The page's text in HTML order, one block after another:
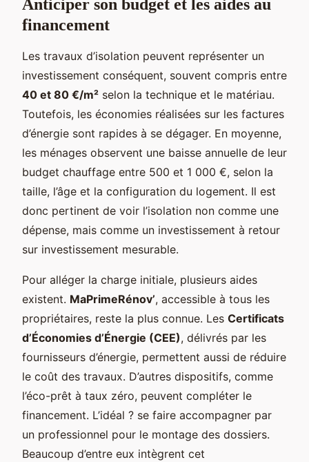
Anticiper son budget et les aides au
financement
Les travaux d’isolation peuvent représenter un
investissement conséquent, souvent compris entre
40 et 80 €/m² selon la technique et le matériau.
Toutefois, les économies réalisées sur les factures
d’énergie sont rapides à se dégager. En moyenne,
les ménages observent une baisse annuelle de leur
budget chauffage entre 500 et 1 000 €, selon la
taille, l’âge et la configuration du logement. Il est
donc pertinent de voir l’isolation non comme une
dépense, mais comme un investissement à retour
sur investissement mesurable.
Pour alléger la charge initiale, plusieurs aides
existent. MaPrimeRénov’, accessible à tous les
propriétaires, reste la plus connue. Les Certificats
d’Économies d’Énergie (CEE), délivrés par les
fournisseurs d’énergie, permettent aussi de réduire
le coût des travaux. D’autres dispositifs, comme
l’éco-prêt à taux zéro, peuvent compléter le
financement. L’idéal ? se faire accompagner par
un professionnel pour le montage des dossiers.
Beaucoup d’entre eux intègrent cet